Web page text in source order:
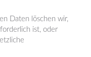
Daten löschen wir,
ist, oder